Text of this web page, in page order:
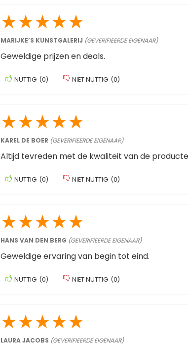
★★★★★
MARIJKE’S KUNSTGALERIJ (GEVERIFIEERDE EIGENAAR)
Geweldige prijzen en deals.
NUTTIG (0) NIET NUTTIG (0)
★★★★★
KAREL DE BOER (GEVERIFIEERDE EIGENAAR)
Altijd tevreden met de kwaliteit van de
NUTTIG (0) NIET NUTTIG (0)
★★★★★
HANS VAN DEN BERG (GEVERIFIEERDE EIGENAAR)
Geweldige ervaring van begin tot eind.
NUTTIG (0) NIET NUTTIG (0)
★★★★★
LAURA JACOBS (GEVERIFIEERDE EIGENAAR)